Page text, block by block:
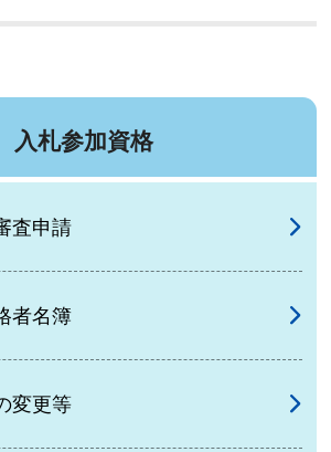
入札参加資格
査申請
者名簿
変更等